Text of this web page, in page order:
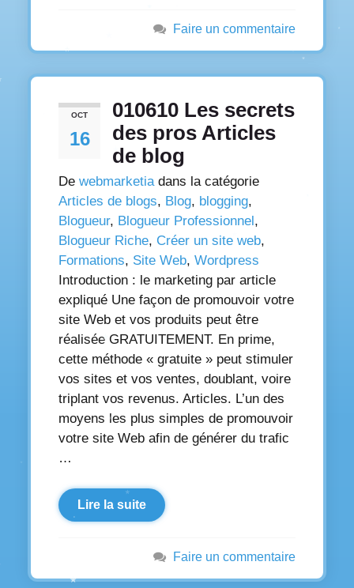
Faire un commentaire
OCT
16
010610 Les secrets
des pros Articles
de blog
De webmarketiadans la catégorie
Articles de blogs, Blog, blogging,
Blogueur, Blogueur Professionnel ,
Blogueur Riche, Créer un site web,
Formations, Site Web, Wordpress
Introduction : le marketing par article
expliqué Une façon de promouvoir votre
site Web et vos produits peut être
réalisée GRATUITEMENT. En prime,
cette méthode « gratuite » peut stimuler
vos sites et vos ventes, doublant, voire
triplant vos revenus. Articles. L’un des
moyens les plus simples de promouvoir
votre site Web afin de générer du trafic
…
Lire la suite
Faire un commentaire